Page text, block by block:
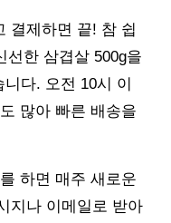
결제하면 끝! 참 쉽
선한 삼겹살 500g을
다. 오전 10시 이
많아 빠른 배송을
하면 매주 새로운
지나 이메일로 받아